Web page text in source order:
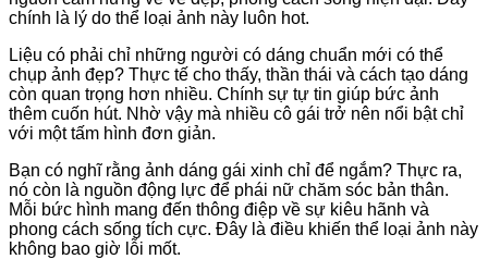
chính là lý do thể loại ảnh này luôn hot.
Liệu có phải chỉ những người có dáng chuẩn mới có thể
chụp ảnh đẹp? Thực tế cho thấy, thần thái và cách tạo dáng
còn quan trọng hơn nhiều. Chính sự tự tin giúp bức ảnh
thêm cuốn hút. Nhờ vậy mà nhiều cô gái trở nên nổi bật chỉ
với một tấm hình đơn giản.
Bạn có nghĩ rằng ảnh dáng gái xinh chỉ để ngắm? Thực ra,
nó còn là nguồn động lực để phái nữ chăm sóc bản thân.
Mỗi bức hình mang đến thông điệp về sự kiêu hãnh và
phong cách sống tích cực. Đây là điều khiến thể loại ảnh này
không bao giờ lỗi mốt.